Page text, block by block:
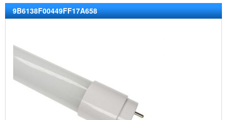
9B6138F00449FF17A658